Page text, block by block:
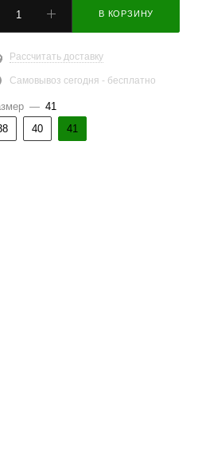
В КОРЗИНУ
Рассчитать доставку
Самовывоз сегодня - бесплатно
— 41
40 41